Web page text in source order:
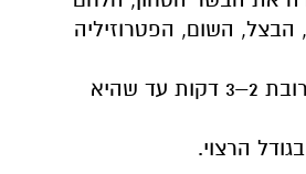
הבצל, השום, הפטרוזיליה
לשים את התערובת 2–3 דקות עד שהיא
הרצוי.